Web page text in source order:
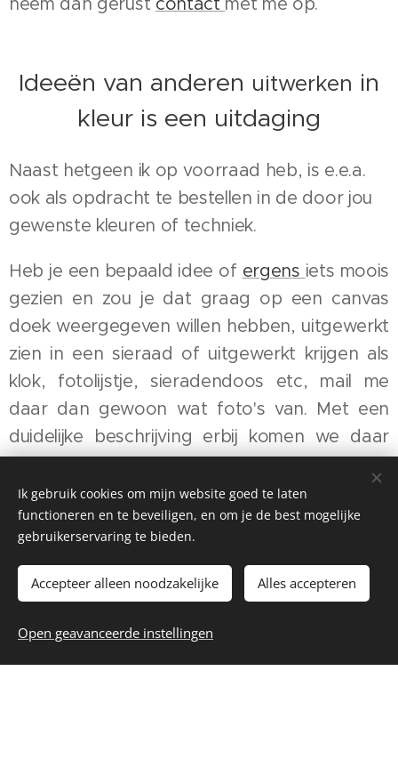
Ideeën van anderen uitwerken in
kleur is een uitdaging
Naast hetgeen ik op voorraad heb, is e.e.a.
ook als opdracht te bestellen in de door jou
gewenste kleuren of techniek.
Heb je een bepaald idee of ergens iets moois
gezien en zou je dat graag op een canvas
doek weergegeven willen hebben, uitgewerkt
zien in een sieraad of uitgewerkt krijgen als
klok, fotolijstje, sieradendoos etc, mail me
daar dan gewoon wat foto's van. Met een
duidelijke beschrijving erbij komen we daar
zonder meer samen uit.
Ik gebruik cookies om mijn website goed te laten
functioneren en te beveiligen, en om je de best mogelijke
gebruikerservaring te bieden.
Accepteer alleen noodzakelijke Alles accepteren
Open geavanceerde instellingen